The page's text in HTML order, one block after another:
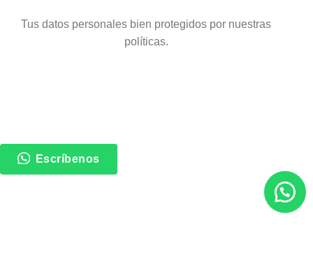
Tus datos personales bien protegidos por nuestras
políticas.
Escríbenos